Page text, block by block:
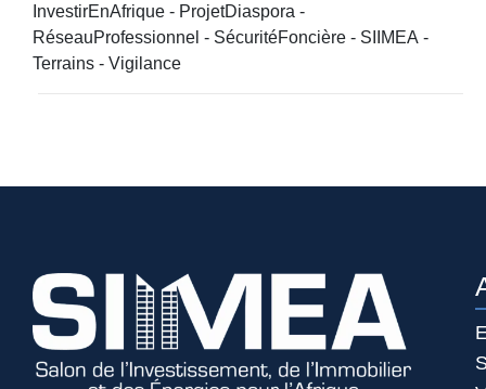
InvestirEnAfrique - ProjetDiaspora -
RéseauProfessionnel - SécuritéFoncière - SIIMEA -
Terrains - Vigilance